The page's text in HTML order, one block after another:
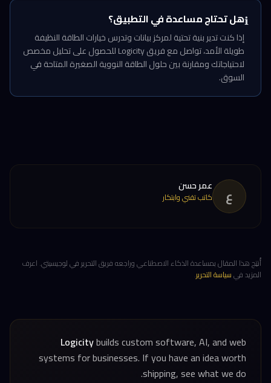
ℹ️هل تحتاج مساعدة في التطبيق؟
إذا كنت تدير بنية تحتية لمركز بيانات وتدرس خيارات الطاقة النظيفة
طويلة الأمد، تواصل مع فريق Logicity للحصول على تحليل مخصص
لاحتياجاتك ومقارنة بين حلول الطاقة النووية الصغيرة المتاحة في
السوق.
ع عمر حسن
كاتب تقني وابتكار
أُنتِج هذا المقال بمساعدة الذكاء الاصطناعي وراجعه فريق التحرير في لوجيسيتي. اعرف
المزيد فيسياسة التحرير.
Logicitybuilds custom software, AI, and web
systems for businesses. If you have an idea worth
shipping, see what we do.